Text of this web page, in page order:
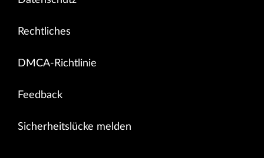
Rechtliches
DMCA-Richtlinie
Feedback
Sicherheitslücke melden